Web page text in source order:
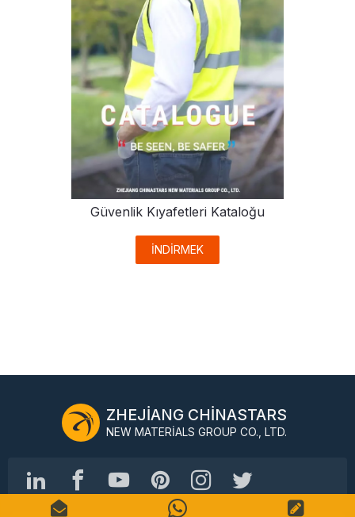
Güvenlik Kıyafetleri Kataloğu
İNDİRMEK
ZHEJIANG CHINASTARS
NEW MATERIALS GROUP CO., LTD.